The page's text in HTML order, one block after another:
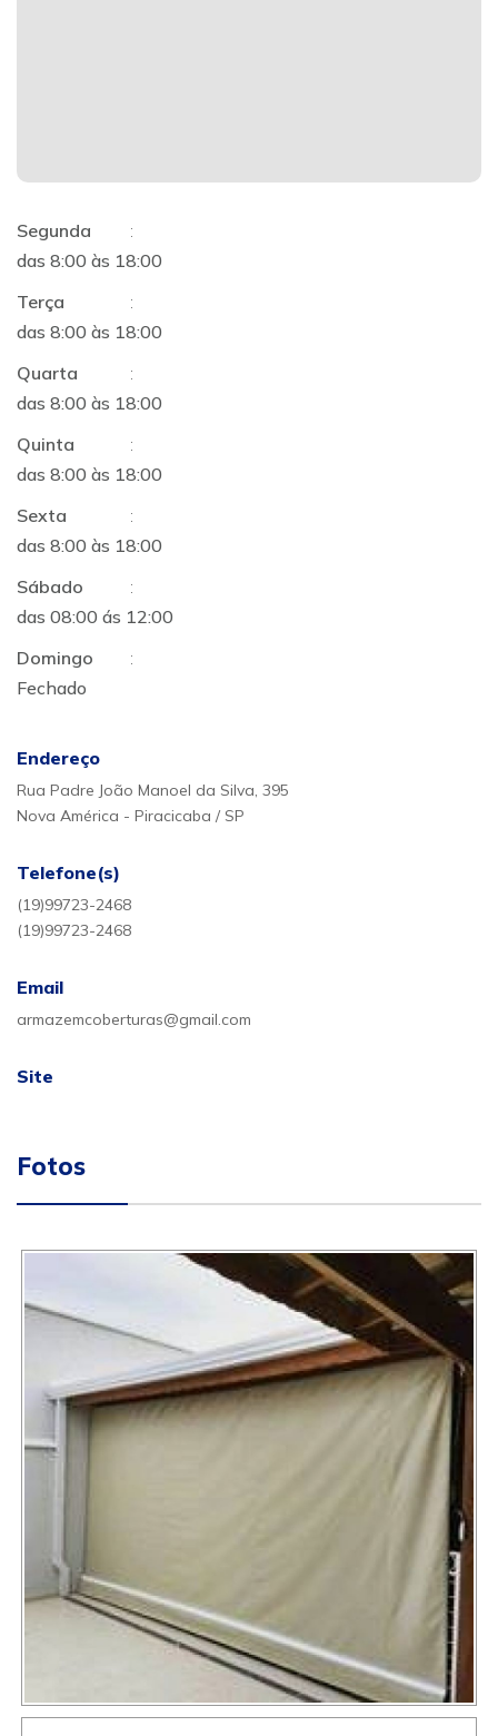
Segunda
:
das 8:00 às 18:00
Terça
:
das 8:00 às 18:00
Quarta
:
das 8:00 às 18:00
Quinta
:
das 8:00 às 18:00
Sexta
:
das 8:00 às 18:00
Sábado
:
das 08:00 ás 12:00
Domingo
:
Fechado
Endereço
Rua Padre João Manoel da Silva, 395
Nova América - Piracicaba / SP
Telefone(s)
(19)99723-2468
(19)99723-2468
Email
armazemcoberturas@gmail.com
Site
Fotos